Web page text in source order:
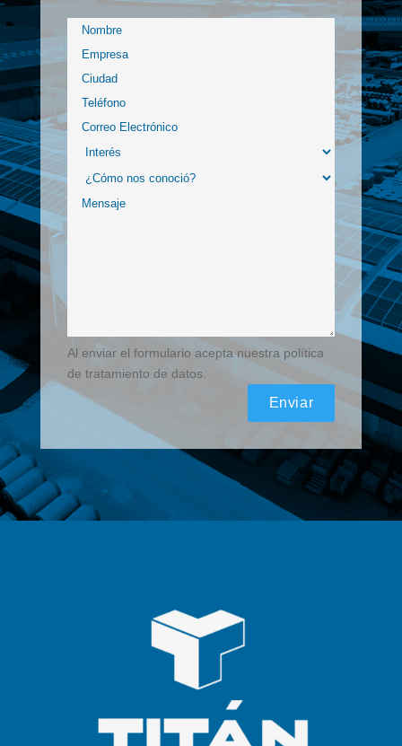
Al enviar el formulario acepta nuestra política
de tratamiento de datos.